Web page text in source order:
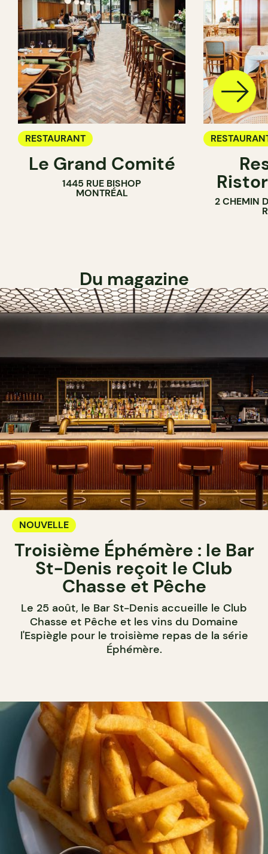
RESTAURANT
Le Grand Comité
1445 RUE BISHOP
MONTRÉAL
2 CHEMIN
Du magazine
NOUVELLE
Troisième Éphémère : le Bar
St-Denis reçoit le Club
Chasse et Pêche
Le 25 août, le Bar St-Denis accueille le Club
Chasse et Pêche et les vins du Domaine
l'Espiègle pour le troisième repas de la série
Éphémère.